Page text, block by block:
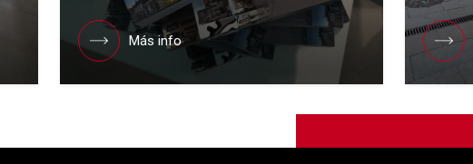
Más info